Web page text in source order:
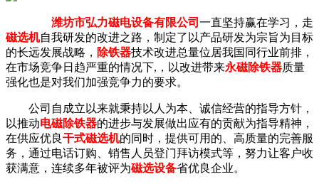
潍坊市弘力磁电设备有限公司 一直坚持赢在学习，走
磁选机自我研发的改进之路，制定了以产品研发为宗旨为目标
的长远发展战略， 除铁器技术改进总量位居我国同行业前排，
在市场竞争日趋严重的情况下,，以改进带来永磁除铁器质量
强化也是对我们加强竞争力的要求。
公司自成立以来就秉持以人为本、诚信经营的指导方针，
以推动电磁除铁器的进步与发展做出应有的贡献为指导精神，
在供应优良干式磁选机的同时，提供可用的、高质量的完善服
务，通过电话订购、销售人员登门拜访模式等，努力让客户收
获满意，连续多年被评为磁选设备省优良企业。